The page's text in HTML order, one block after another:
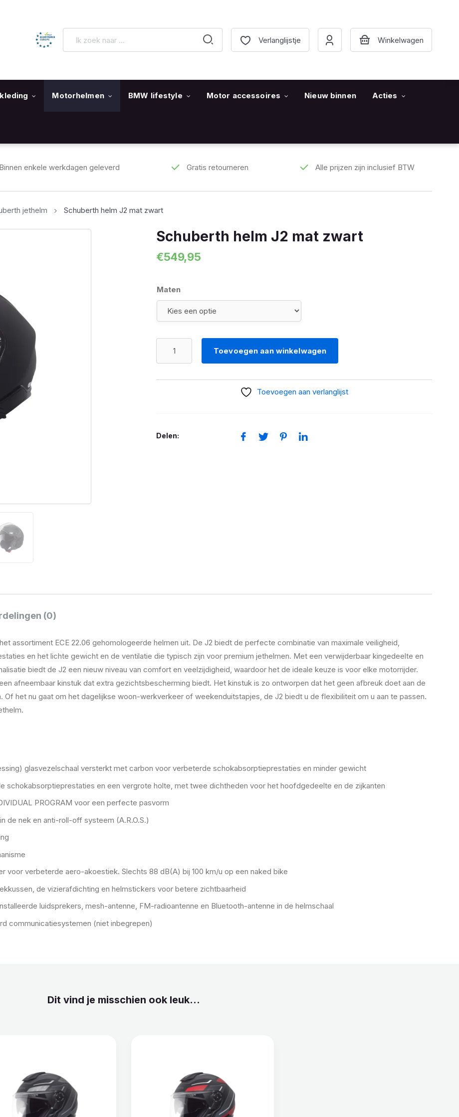
Verlanglijstje
Motorhelmen BMW lifestyle Motor accessoires Nieuw binnen Acties
Binnen enkele werkdagen geleverd Gratis retourneren Alle prijzen zijn inclusief BTW
jethelm Schuberth helm J2 mat zwart
Schuberth helm J2 mat zwart
€549,95
Maten
Toevoegen aan winkelwagen
Toevoegen aan verlanglijst
Delen:
(0)
assortiment ECE 22.06 gehomologeerde helmen uit. De J2 biedt de perfecte combinatie van maximale veiligheid,
en het lichte gewicht en de ventilatie die typisch zijn voor premium jethelmen. Met een verwijderbaar kingedeelte en
biedt de J2 een nieuw niveau van comfort en veelzijdigheid, waardoor het de ideale keuze is voor elke motorrijder.
afneembaar kinstuk dat extra gezichtsbescherming biedt. Het kinstuk is zo ontworpen dat het geen afbreuk doet aan de
het nu gaat om het dagelijkse woon-werkverkeer of weekenduitstapjes, de J2 biedt u de flexibiliteit om u aan te passen.
glasvezelschaal versterkt met carbon voor verbeterde schokabsorptieprestaties en minder gewicht
schokabsorptieprestaties en een vergrote holte, met twee dichtheden voor het hoofdgedeelte en de zijkanten
PROGRAM voor een perfecte pasvorm
de nek en anti-roll-off systeem (A.R.O.S.)
voor verbeterde aero-akoestiek. Slechts 88 dB(A) bij 100 km/u op een naked bike
de vizierafdichting en helmstickers voor betere zichtbaarheid
luidsprekers, mesh-antenne, FM-radioantenne en Bluetooth-antenne in de helmschaal
communicatiesystemen (niet inbegrepen)
Dit vind je misschien ook leuk...